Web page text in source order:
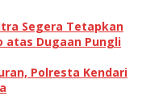
Segera Tetapkan
atas Dugaan Pungli
Polresta Kendari